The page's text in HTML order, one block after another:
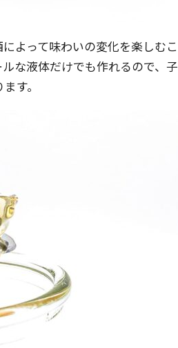
よって味わいの変化を楽しむこ
な液体だけでも作れるので、子
す。